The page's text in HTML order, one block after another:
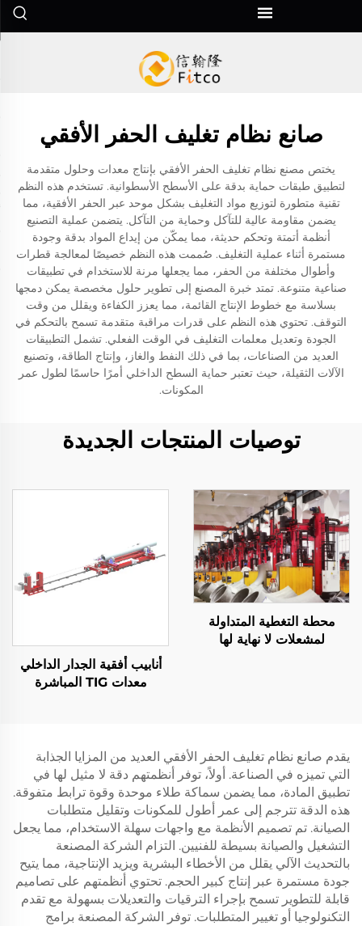
صانع نظام تغليف الحفر الأفقي
يختص مصنع نظام تغليف الحفر الأفقي بإنتاج معدات وحلول متقدمة
لتطبيق طبقات حماية بدقة على الأسطح الأسطوانية. تستخدم هذه النظم
تقنية متطورة لتوزيع مواد التغليف بشكل موحد عبر الحفر الأفقية، مما
يضمن مقاومة عالية للتآكل وحماية من التآكل. يتضمن عملية التصنيع
أنظمة أتمتة وتحكم حديثة، مما يمكّن من إيداع المواد بدقة وجودة
مستمرة أثناء عملية التغليف. صُممت هذه النظم خصيصًا لمعالجة قطرات
وأطوال مختلفة من الحفر، مما يجعلها مرنة للاستخدام في تطبيقات
صناعية متنوعة. تمتد خبرة المصنع إلى تطوير حلول مخصصة يمكن دمجها
بسلاسة مع خطوط الإنتاج القائمة، مما يعزز الكفاءة ويقلل من وقت
التوقف. تحتوي هذه النظم على قدرات مراقبة متقدمة تسمح بالتحكم في
الجودة وتعديل معلمات التغليف في الوقت الفعلي. تشمل التطبيقات
العديد من الصناعات، بما في ذلك النفط والغاز، وإنتاج الطاقة، وتصنيع
الآلات الثقيلة، حيث تعتبر حماية السطح الداخلي أمرًا حاسمًا لطول عمر
المكونات.
توصيات المنتجات الجديدة
محطة التغطية المتداولة
لمشعلات لا نهاية لها
أنابيب أفقية الجدار الداخلي
معدات TIG المباشرة
يقدم صانع نظام تغليف الحفر الأفقي العديد من المزايا الجذابة
التي تميزه في الصناعة. أولاً، توفر أنظمتهم دقة لا مثيل لها في
تطبيق المادة، مما يضمن سماكة طلاء موحدة وقوة ترابط متفوقة.
هذه الدقة تترجم إلى عمر أطول للمكونات وتقليل متطلبات
الصيانة. تم تصميم الأنظمة مع واجهات سهلة الاستخدام، مما يجعل
التشغيل والصيانة بسيطة للفنيين. التزام الشركة المصنعة
بالتحديث الآلي يقلل من الأخطاء البشرية ويزيد الإنتاجية، مما يتيح
جودة مستمرة عبر إنتاج كبير الحجم. تحتوي أنظمتهم على تصاميم
قابلة للتطوير تسمح بإجراء الترقيات والتعديلات بسهولة مع تقدم
التكنولوجيا أو تغيير المتطلبات. توفر الشركة المصنعة برامج